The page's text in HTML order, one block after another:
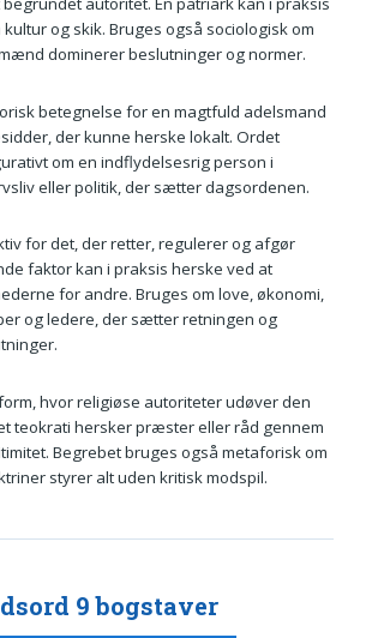
og skik. Bruges også sociologisk om
dominerer beslutninger og normer.
betegnelse for en magtfuld adelsmand
der kunne herske lokalt. Ordet
om en indflydelsesrig person i
eller politik, der sætter dagsordenen.
for det, der retter, regulerer og afgør
faktor kan i praksis herske ved at
for andre. Bruges om love, økonomi,
og ledere, der sætter retningen og
hvor religiøse autoriteter udøver den
teokrati hersker præster eller råd gennem
Begrebet bruges også metaforisk om
styrer alt uden kritisk modspil.
9 bogstaver